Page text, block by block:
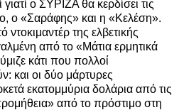
ο ΣΥΡΙΖΑ θα κερδίσει τις
ο «Σαράφης» και η «Κελέση».
της ελβετικής
από το «Μάτια ερμητικά
κάτι που πολλοί
και οι δύο μάρτυρες
εκατομμύρια δολάρια από τις
από το πρόστιμο στη